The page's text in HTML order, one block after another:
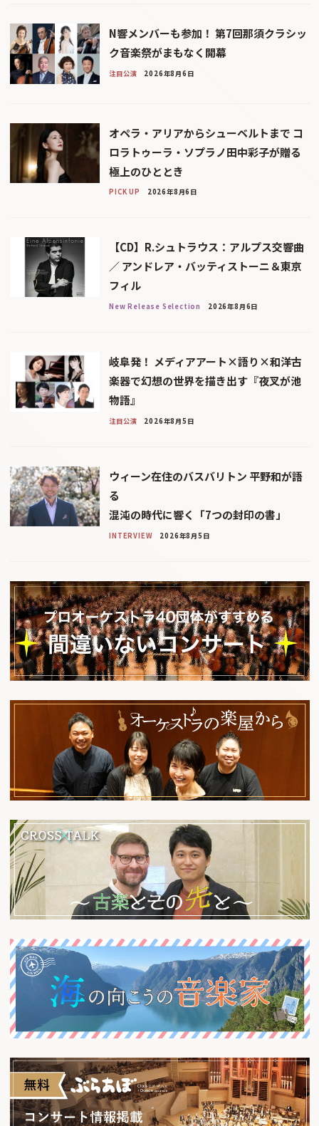
N響メンバーも参加！ 第7回那須クラシッ
ク音楽祭がまもなく開幕
注目公演 2026年8月6日
オペラ・アリアからシューベルトまで コ
ロラトゥーラ・ソプラノ田中彩子が贈る
極上のひととき
PICK UP 2026年8月6日
【CD】R.シュトラウス：アルプス交響曲
／ アンドレア・バッティストーニ＆東京
フィル
New Release Selection 2026年8月6日
岐阜発！ メディアアート×語り×和洋古
楽器で幻想の世界を描き出す『夜叉が池
物語』
注目公演 2026年8月5日
ウィーン在住のバスバリトン 平野和が語
る
混沌の時代に響く「7つの封印の書」
INTERVIEW 2026年8月5日